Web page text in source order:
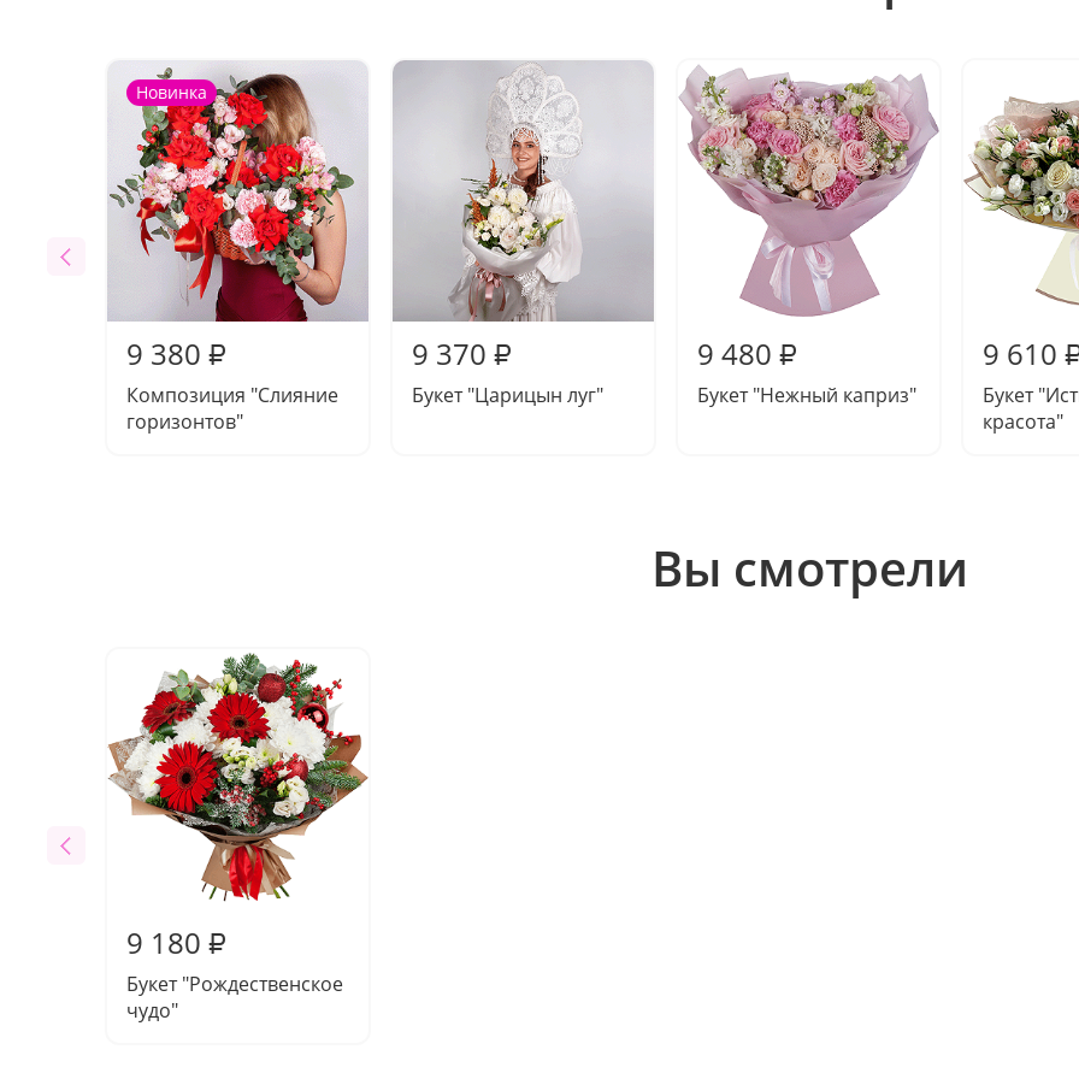
Новинка
9 380 ₽
Композиция "Слияние
горизонтов"
9 370 ₽
Букет "Царицын луг"
9 480 ₽
Букет "Нежный каприз"
9 610
Букет
красота"
Вы смотрели
9 180 ₽
Букет "Рождественское
чудо"